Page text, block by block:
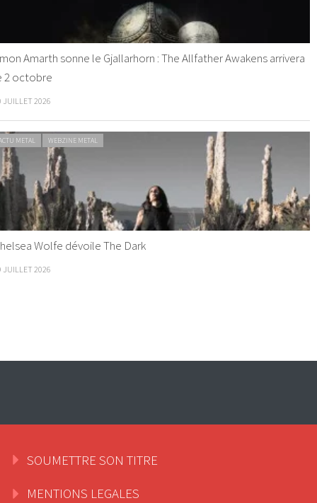
Amarth sonne le Gjallarhorn : The Allfather Awakens arrivera
2 octobre
JUILLET 2026
METAL WEBZINE METAL
Wolfe dévoile The Dark
JUILLET 2026
SOUMETTRE SON TITRE
MENTIONS LEGALES